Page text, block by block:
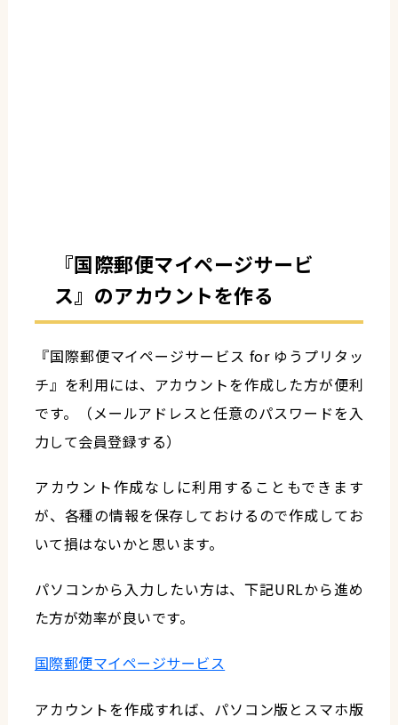
『国際郵便マイページサービ
ス』のアカウントを作る
『国際郵便マイページサービス for ゆうプリタッ
チ』を利用には、アカウントを作成した方が便利
です。（メールアドレスと任意のパスワードを入
力して会員登録する）
アカウント作成なしに利用することもできます
が、各種の情報を保存しておけるので作成してお
いて損はないかと思います。
パソコンから入力したい方は、下記URLから進め
た方が効率が良いです。
国際郵便マイページサービス
アカウントを作成すれば、パソコン版とスマホ版